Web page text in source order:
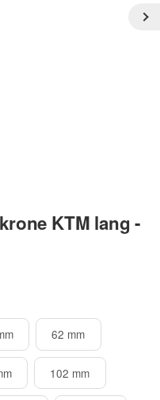
KTM lang -
62 mm
102 mm